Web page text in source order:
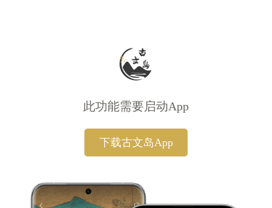
此功能需要启动App
下载古文岛App